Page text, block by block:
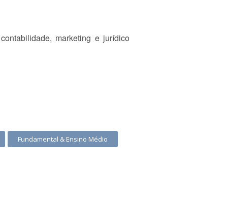
marketing e jurídico
Fundamental & Ensino Médio